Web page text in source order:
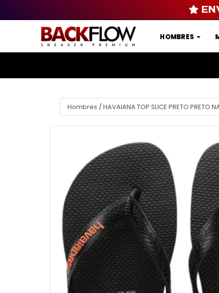
HOMBRES
Hombres / HAVAIANA TOP SLICE PRETO PRETO